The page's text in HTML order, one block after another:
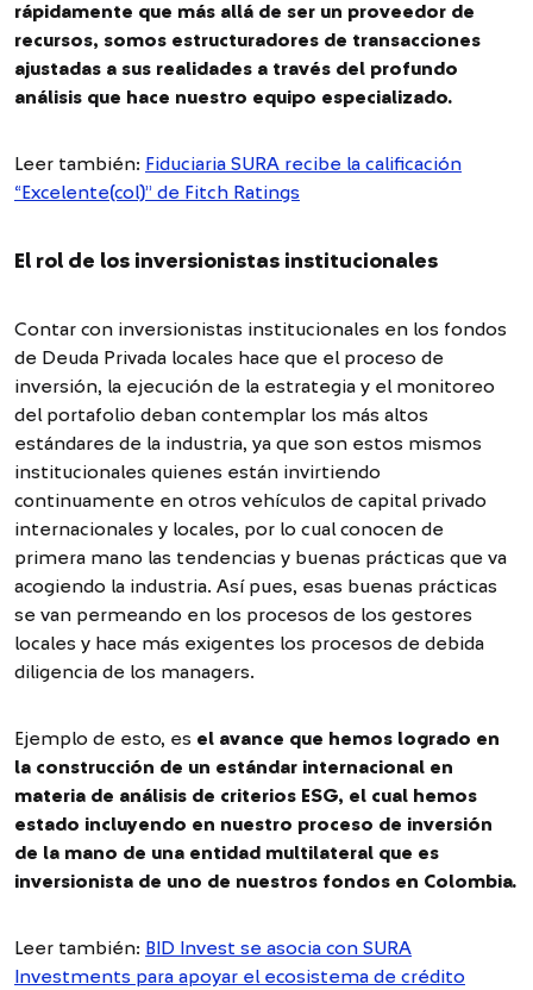
rápidamente que más allá de ser un proveedor de
recursos, somos estructuradores de transacciones
ajustadas a sus realidades a través del profundo
análisis que hace nuestro equipo especializado.
Leer también: Fiduciaria SURA recibe la calificación
“Excelente(col)” de Fitch Ratings
El rol de los inversionistas institucionales
Contar con inversionistas institucionales en los fondos
de Deuda Privada locales hace que el proceso de
inversión, la ejecución de la estrategia y el monitoreo
del portafolio deban contemplar los más altos
estándares de la industria, ya que son estos mismos
institucionales quienes están invirtiendo
continuamente en otros vehículos de capital privado
internacionales y locales, por lo cual conocen de
primera mano las tendencias y buenas prácticas que va
acogiendo la industria. Así pues, esas buenas prácticas
se van permeando en los procesos de los gestores
locales y hace más exigentes los procesos de debida
diligencia de los managers.
Ejemplo de esto, es el avance que hemos logrado en
la construcción de un estándar internacional en
materia de análisis de criterios ESG, el cual hemos
estado incluyendo en nuestro proceso de inversión
de la mano de una entidad multilateral que es
inversionista de uno de nuestros fondos en Colombia.
Leer también: BID Invest se asocia con SURA
Investments para apoyar el ecosistema de crédito